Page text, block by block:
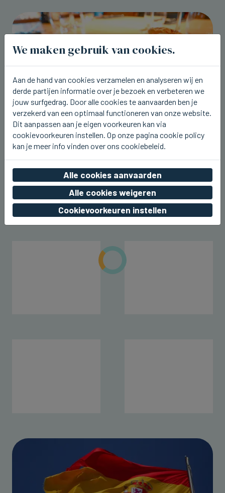
BRUGGE
Tartaar van tonijn en zonnevis op de
nieuwe weeklunch bij Breydel de
Coninc
do 06 augustus 2026, 17:43
We maken gebruik van cookies.
Aan de hand van cookies verzamelen en analyseren wij en
derde partijen informatie over je bezoek en verbeteren we
jouw surfgedrag. Door alle cookies te aanvaarden ben je
verzekerd van een optimaal functioneren van onze website.
Dit aanpassen aan je eigen voorkeuren kan via
cookievoorkeuren instellen. Op onze pagina cookie policy
kan je meer info vinden over ons cookiebeleid.
Alle cookies aanvaarden
Alle cookies weigeren
Cookievoorkeuren instellen